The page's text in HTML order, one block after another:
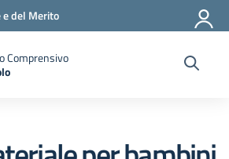
del Merito
Comprensivo